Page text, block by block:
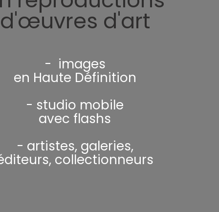
d'œuvres d'art
- images
en Haute Définition
- studio mobile
avec flashs
- artistes, galeries,
collectionneurs